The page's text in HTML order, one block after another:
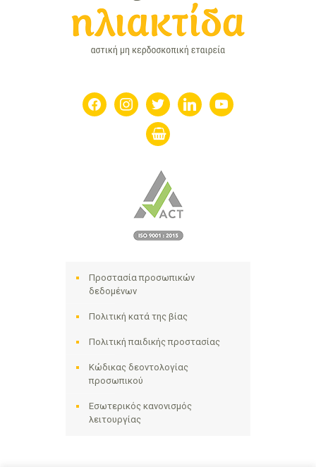
facebookinstagramtwitter linkedin youtube
shopping-
basket
Προστασία προσωπικών
δεδομένων
Πολιτική κατά της βίας
Πολιτική παιδικής προστασίας
Κώδικας δεοντολογίας
προσωπικού
Εσωτερικός κανονισμός
λειτουργίας